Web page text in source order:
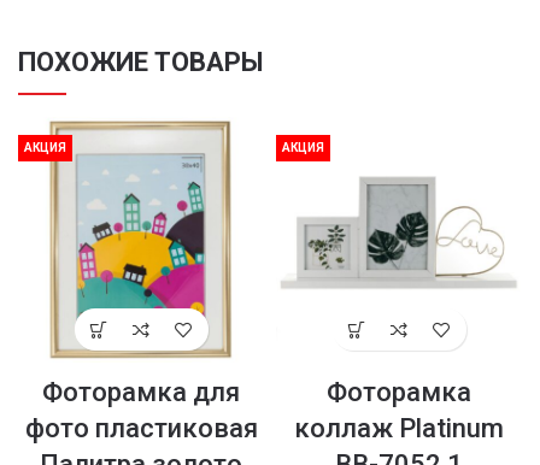
ПОХОЖИЕ ТОВАРЫ
АКЦИЯ
Фоторамка для
фото пластиковая
АКЦИЯ
Фоторамка
коллаж Platinum